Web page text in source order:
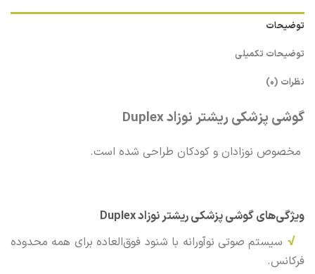
توضیحات
توضیحات تکمیلی
نظرات (0)
گوشی پزشکی ریشتر نوزاد Duplex
مخصوص نوزادان و کودکان طراحی شده است.
ویژگی‌های گوشی پزشکی ریشتر نوزاد Duplex
√ سیستم صوتی نوآورانه با شنود فوق‌العاده برای همه محدوده
فرکانس.